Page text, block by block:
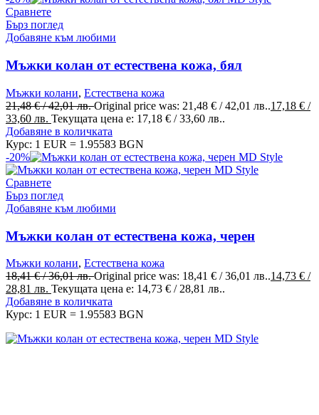
Сравнете
Бърз поглед
Добавяне към любими
Мъжки колан от естествена кожа, бял
Мъжки колани, Естествена кожа
21,48€/ 42,01 лв.Original price was: 21,48 € / 42,01 лв..17,18 € /
33,60 лв. Текущата цена е: 17,18 € / 33,60 лв..
Добавяне в количката
Курс: 1 EUR = 1.95583 BGN
-20%
Сравнете
Бърз поглед
Добавяне към любими
Мъжки колан от естествена кожа, черен
Мъжки колани, Естествена кожа
18,41€/ 36,01 лв.Original price was: 18,41 € / 36,01 лв..14,73 € /
28,81 лв. Текущата цена е: 14,73 € / 28,81 лв..
Добавяне в количката
Курс: 1 EUR = 1.95583 BGN